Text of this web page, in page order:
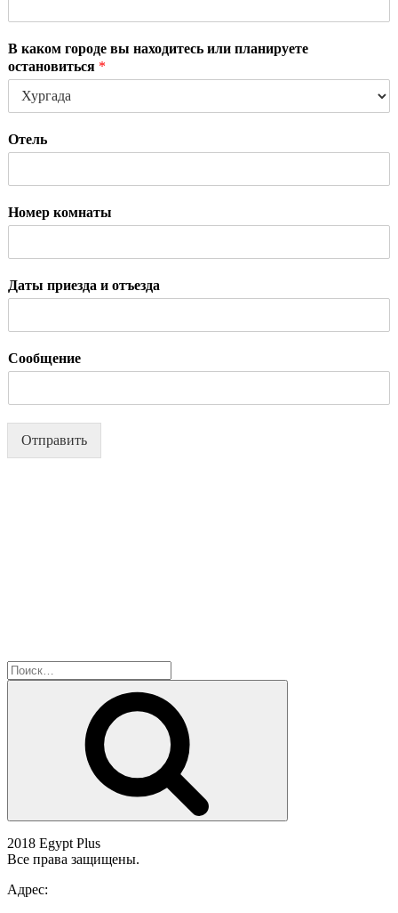
В каком городе вы находитесь или планируете
остановиться *
Отель
Номер комнаты
Даты приезда и отъезда
Сообщение
Отправить
Искать:
2018 Egypt Plus
Все права защищены.
Адрес: